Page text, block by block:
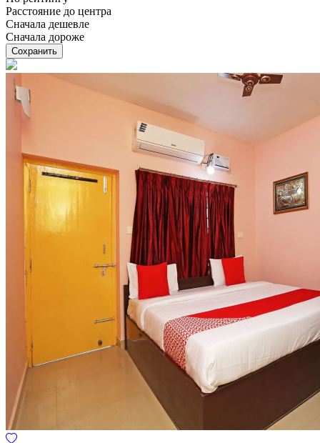
Расстояние до центра
Сначала дешевле
Сначала дороже
Сохранить